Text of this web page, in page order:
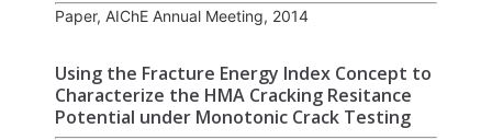
Paper, AIChE Annual Meeting, 2014
Using the Fracture Energy Index Concept to
Characterize the HMA Cracking Resitance
Potential under Monotonic Crack Testing